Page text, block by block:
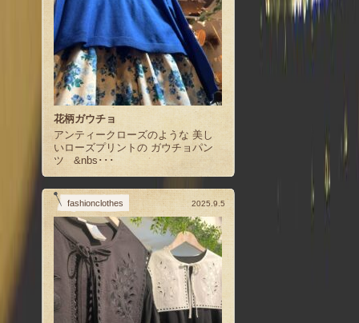
花柄ガウチョ
アンティークローズのような 美し
いローズプリントの ガウチョパン
ツ &nbs･･･
fashionclothes 2025.9.5